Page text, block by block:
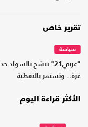
تقرير خاص
سياسة
"عربي21" تتشح
غزة.. وتستمر بالتغطية
الأكثر قراءة اليوم